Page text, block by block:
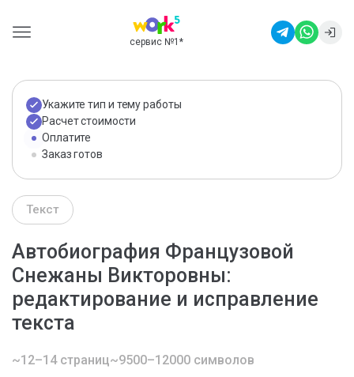
сервис №1 *
Укажите тип и тему работы
Расчет стоимости
Оплатите
Заказ готов
Текст
Автобиография Французовой
Снежаны Викторовны:
редактирование и исправление
текста
~12–14 страниц~9500–12000 символов